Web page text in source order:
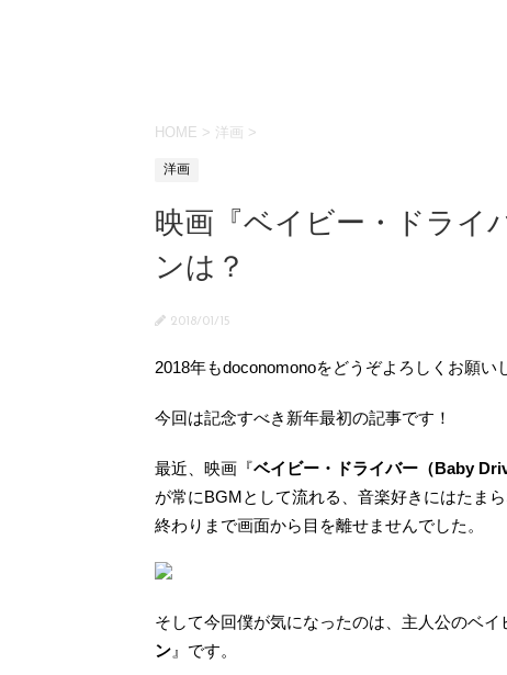
HOME > 洋画 >
洋画
映画『ベイビー・ドライ
ンは？
2018/01/15
2018年もdoconomonoをどうぞよろしくお願い
今回は記念すべき新年最初の記事です！
最近、映画『ベイビー・ドライバー（Baby
が常にBGMとして流れる、音楽好きにはたま
終わりまで画面から目を離せませんでした。
そして今回僕が気になったのは、主人公のベ
ン 』です。